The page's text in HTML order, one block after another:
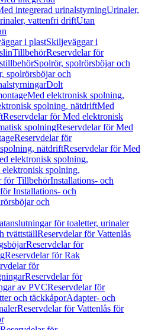
integrerad urinalstyrningUrinaler,
vattenfri driftUtan
i plastSkiljeväggar i
TillbehörReservdelar för
Spolrör, spolrörsböjar och
spolrörsböjar och
Dolt
Med elektronisk spolning,
spolning, nätdriftMed
Reservdelar för Med elektronisk
spolningReservdelar för Med
Reservdelar för
nätdriftReservdelar för Med
elektronisk spolning,
spolning,
för TillbehörInstallations- och
Installations- och
och
för toaletter, urinaler
tvättställReservdelar för Vattenlås
Reservdelar för
Reservdelar för Rak
för
Reservdelar för
av PVCReservdelar för
och täckkåporAdapter- och
Reservdelar för Vattenlås för